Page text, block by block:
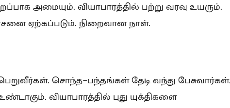
அமையும். வியாபாரத்தில் பற்று வரவு உயரும்.
ஏற்கப்படும். நிறைவான நாள்.
சொந்த-பந்தங்கள் தேடி வந்து பேசுவார்கள்.
வியாபாரத்தில் புது யுக்திகளை